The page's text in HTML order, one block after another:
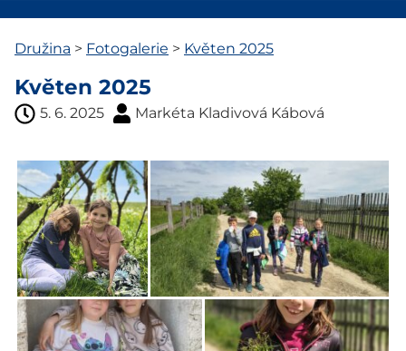
Družina > Fotogalerie > Květen 2025
Květen 2025
5. 6. 2025 Markéta Kladivová Kábová